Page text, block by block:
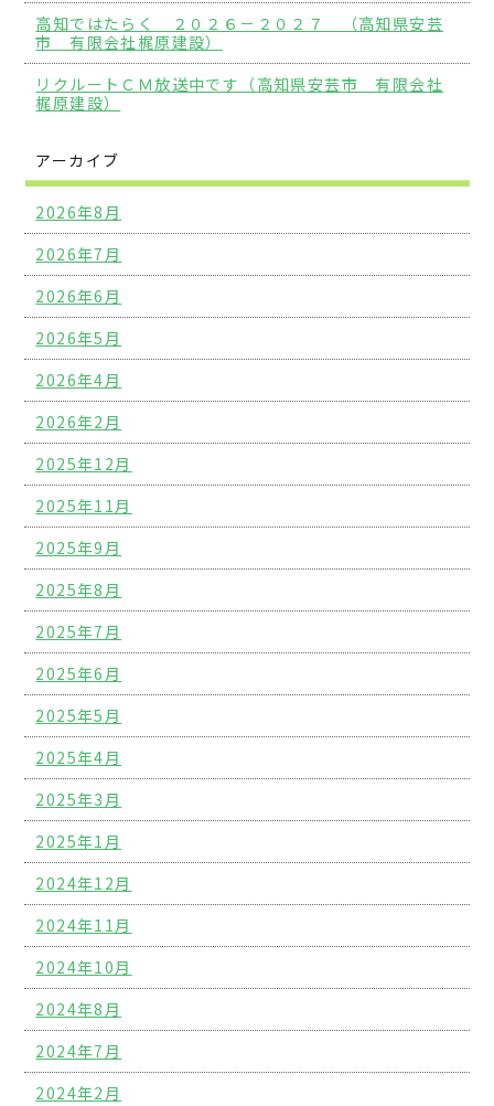
高知ではたらく ２０２６－２０２７ （高知県安芸
市 有限会社梶原建設）
リクルートＣＭ放送中です（高知県安芸市 有限会社
梶原建設）
アーカイブ
2026年8月
2026年7月
2026年6月
2026年5月
2026年4月
2026年2月
2025年12月
2025年11月
2025年9月
2025年8月
2025年7月
2025年6月
2025年5月
2025年4月
2025年3月
2025年1月
2024年12月
2024年11月
2024年10月
2024年8月
2024年7月
2024年2月